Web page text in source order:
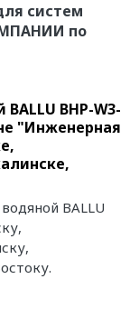
систем
по
BHP-W3-
"Инженерная
BALLU